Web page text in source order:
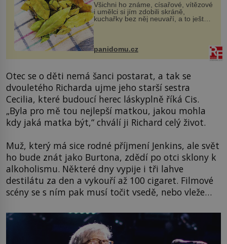
Všichni ho známe, císařové, vítězové
i umělci si jím zdobili skráně,
kuchařky bez něj neuvaří, a to ještě
nevíte, že bobkový list může výrazně
zmírnit některé naše neduhy.
Obsahuje v malém množství ně...
panidomu.cz
Otec se o děti nemá šanci postarat, a tak se
dvouletého Richarda ujme jeho starší sestra
Cecilia, které budoucí herec láskyplně říká Cis.
„Byla pro mě tou nejlepší matkou, jakou mohla
kdy jaká matka být,“ chválí ji Richard celý život.
Muž, který má sice rodné příjmení Jenkins, ale svět
ho bude znát jako Burtona, zdědí po otci sklony k
alkoholismu. Některé dny vypije i tři lahve
destilátu za den a vykouří až 100 cigaret. Filmové
scény se s ním pak musí točit vsedě, nebo vleže…